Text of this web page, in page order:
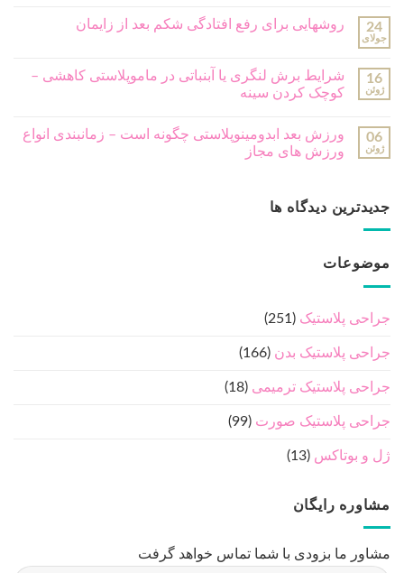
24
جولای
روشهایی برای رفع افتادگی شکم بعد از زایمان
16
ژوئن
شرایط برش لنگری یا آبنباتی در ماموپلاستی کاهشی –
کوچک کردن سینه
06
ژوئن
ورزش بعد ابدومینوپلاستی چگونه است – زمانبندی انواع
ورزش های مجاز
جدیدترین دیدگاه ها
موضوعات
جراحی پلاستیک (251)
جراحی پلاستیک بدن (166)
جراحی پلاستیک ترمیمی (18)
جراحی پلاستیک صورت (99)
ژل و بوتاکس (13)
مشاوره رایگان
مشاور ما بزودی با شما تماس خواهد گرفت